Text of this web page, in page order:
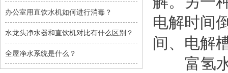
办公室用直饮水机如何进行消毒？
水龙头净水器和直饮机对比有什么区别？
全屋净水系统是什么？
电解时间
间、电解
富氢水